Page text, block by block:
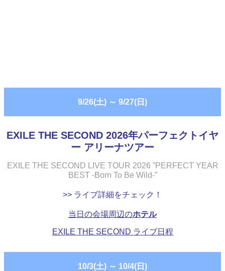
9/26(土) ～ 9/27(日)
EXILE THE SECOND 2026年パーフェクトイヤ
ー アリーナツアー
EXILE THE SECOND LIVE TOUR 2026 ”PERFECT YEAR
BEST -Born To Be Wild-”
>> ライブ詳細をチェック！
当日の会場周辺のホテル
EXILE THE SECOND ライブ日程
10/3(土) ～ 10/4(日)